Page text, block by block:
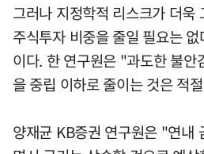
그러나 지정학적 리스크가 더욱
주식투자 비중을 줄일 필요는
이다. 한 연구원은 "과도한 불안
을 중립 이하로 줄이는 것은 적
양재균 KB증권 연구원은 "연내